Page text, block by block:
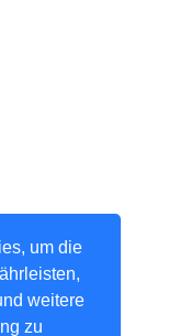
um die
weitere
zu